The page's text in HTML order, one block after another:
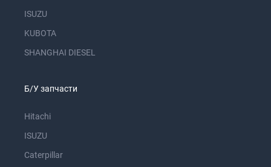
ISUZU
KUBOTA
SHANGHAI DIESEL
Б/У запчасти
Hitachi
ISUZU
Caterpillar